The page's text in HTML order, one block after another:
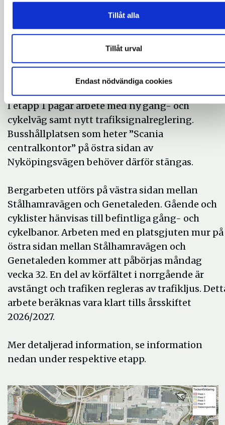
Tillåt alla
Tillåt urval
Endast nödvändiga cookies
innebär en ökad mängd byggtrafik i området.
Gång- och cykeltrafikanter omleds och ett
provisoriskt övergångställe finns på
Nyköpingsvägen. Hastigheten är sänkt till 30
km/h för biltrafiken.
I etapp 1 pågår arbete med ny gång- och
cykelväg samt nytt trafiksignalreglering.
Busshållplatsen som heter ”Scania
centralkontor” på östra sidan av
Nyköpingsvägen behöver därför stängas.
Bergarbeten utförs på västra sidan mellan
Stålhamravägen och Genetaleden. Gående och
cyklister hänvisas till befintliga gång- och
cykelbanor. Arbeten med en platsgjuten mur på
östra sidan mellan Stålhamravägen och
Genetaleden kommer att påbörjas måndag
vecka 32. En del av körfältet i norrgående är
avstängt och trafiken regleras av trafikljus.
arbete beräknas vara klart tills årsskiftet
2026/2027.
Mer detaljerad information, se information
nedan under respektive etapp.